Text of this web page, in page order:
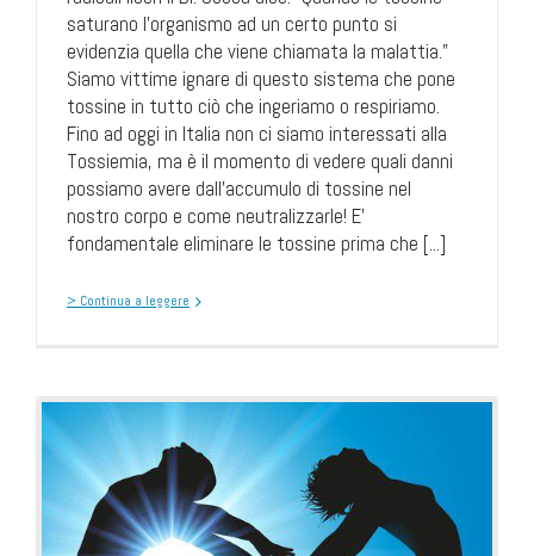
saturano l'organismo ad un certo punto si
evidenzia quella che viene chiamata la malattia."
Siamo vittime ignare di questo sistema che pone
tossine in tutto ciò che ingeriamo o respiriamo.
Fino ad oggi in Italia non ci siamo interessati alla
Tossiemia, ma è il momento di vedere quali danni
possiamo avere dall'accumulo di tossine nel
nostro corpo e come neutralizzarle! E'
fondamentale eliminare le tossine prima che [...]
> Continua a leggere